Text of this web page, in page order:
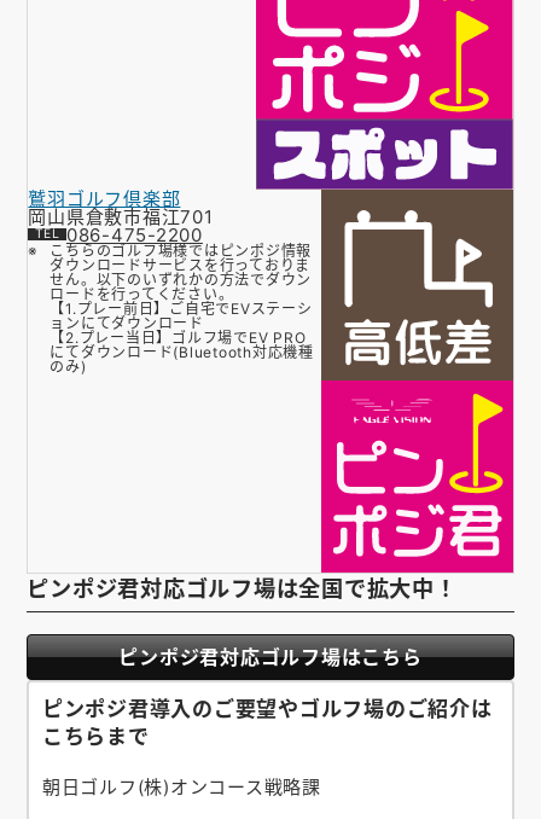
鷲羽ゴルフ倶楽部
岡山県倉敷市福江701
086-475-2200
こちらのゴルフ場様ではピンポジ情報
ダウンロードサービスを行っておりま
せん。以下のいずれかの方法でダウン
ロードを行ってください。
【1.プレー前日】ご自宅でEVステーシ
ョンにてダウンロード
【2.プレー当日】ゴルフ場でEV PRO
にてダウンロード(Bluetooth対応機種
のみ)
ピンポジ君対応ゴルフ場は全国で拡大中！
ピンポジ君対応ゴルフ場はこちら
ピンポジ君導入のご要望やゴルフ場のご紹介は
こちらまで
朝日ゴルフ(株)オンコース戦略課